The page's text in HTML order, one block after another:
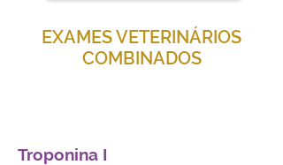
EXAMES VETERINÁRIOS
COMBINADOS
Troponina I